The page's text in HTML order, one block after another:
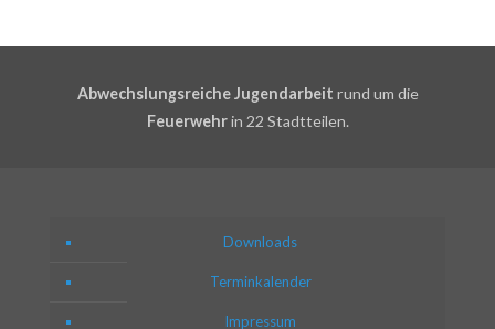
Abwechslungsreiche Jugendarbeit rund um die
Feuerwehrin 22 Stadtteilen.
Downloads
Terminkalender
Impressum